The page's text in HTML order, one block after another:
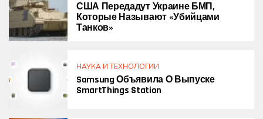
США Передадут Украине БМП,
Которые Называют «убийцами
Танков»
НАУКА И ТЕХНОЛОГИИ
Samsung Объявила О Выпуске
SmartThings Station